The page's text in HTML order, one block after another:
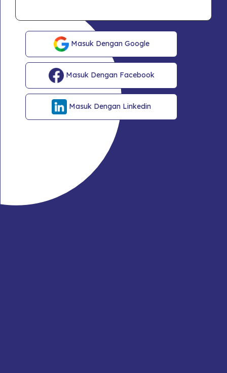
Masuk Dengan Google
Masuk Dengan Facebook
Masuk Dengan Linkedin